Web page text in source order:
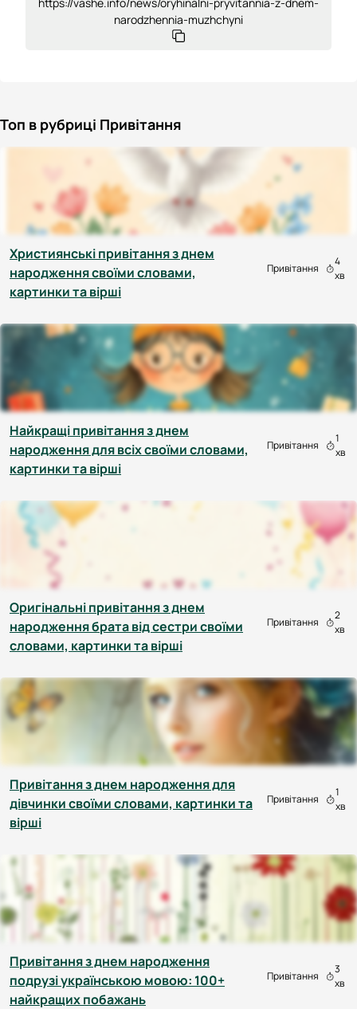
narodzhennia-muzhchyni
Топ в рубриці Привітання
Християнські привітання з днем
народження своїми словами,
картинки та вірші
Привітання
4
хв
Найкращі привітання з днем
народження для всіх своїми словами,
картинки та вірші
Привітання
1
хв
Оригінальні привітання з днем
народження брата від сестри своїми
словами, картинки та вірші
Привітання
2
хв
Привітання з днем народження для
дівчинки своїми словами, картинки та
вірші
Привітання
1
хв
Привітання з днем народження
подрузі українською мовою: 100+
найкращих побажань
Привітання
3
хв